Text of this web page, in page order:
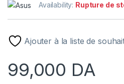
Availability: Rupture de
Ajouter à la liste de
99,000 DA